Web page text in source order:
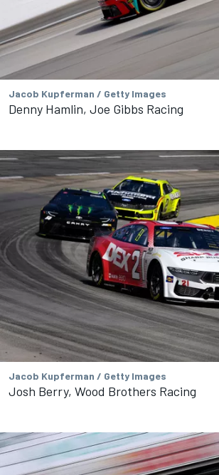
Jacob Kupferman / Getty Images
Denny Hamlin, Joe Gibbs Racing
Jacob Kupferman / Getty Images
Josh Berry, Wood Brothers Racing